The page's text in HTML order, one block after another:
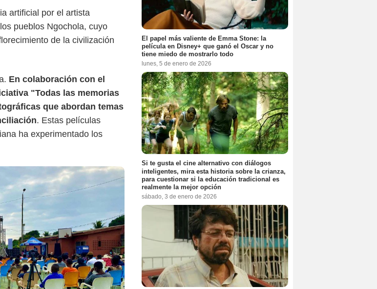
artificial por el artista
pueblos Ngochola, cuyo
de la civilización
En colaboración con el
"Todas las memorias
que abordan temas
. Estas películas
ha experimentado los
El papel más valiente de Emma Stone: la
película en Disney+ que ganó el Oscar y no
tiene miedo de mostrarlo todo
lunes, 5 de enero de 2026
Si te gusta el cine alternativo con diálogos
inteligentes, mira esta historia sobre la crianza,
para cuestionar si la educación tradicional es
realmente la mejor opción
sábado, 3 de enero de 2026